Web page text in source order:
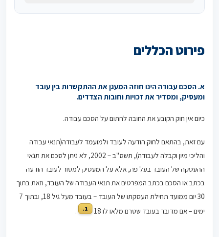
פירוט הכללים
א. הסכם עבודה הינו חוזה המעגן את ההתקשרות בין עובד
ומעסיק, ומסדיר את זכויות וחובות הצדדים.
כיום אין חוק הקובע את החובה לחתום על הסכם עבודה.
עם זאת, בהתאם לחוק הודעה לעובד ולמועמד לעבודה(תנאי עבודה
והליכי מיון וקבלה לעבודה), תשס"ב – 2002, לא ניתן לסכם את תנאי
ההעסקה של העובד בעל פה, אלא על המעסיק למסור לעובד הודעה
בכתב או הסכם בכתב המפרטים את תנאי העבודה של העובד, וזאת בתוך
30 יום ממועד תחילת העסקתו של העובד – בעובד מעל גיל 18, ובתוך 7
ימים – אם מדובר בעובד שטרם מלאו לו 18
1.
.